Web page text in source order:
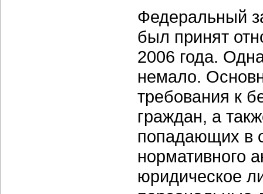
Федеральный
был принят
2006 года.
немало.
требования к
граждан, а
попадающих в
нормативного
юридическое